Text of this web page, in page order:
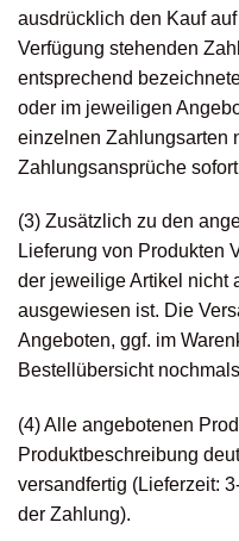
ausdrücklich den Kauf
Verfügung stehenden
entsprechend
oder im jeweiligen
einzelnen Zahlungsarten
Zahlungsansprüche
(3) Zusätzlich zu den
Lieferung von Produkten
der jeweilige Artikel nicht
ausgewiesen ist. Die
Angeboten, ggf. im
Bestellübersicht
(4) Alle angebotenen
Produktbeschreibung
versandfertig (Lieferzeit:
der Zahlung).